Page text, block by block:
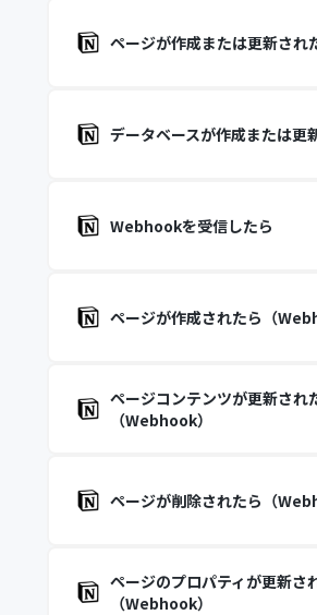
ページが作成または更新され
データベースが作成または更
Webhookを受信したら
ページが作成されたら（
ページコンテンツが更新され
（Webhook）
ページが削除されたら（
ページのプロパティが更新さ
（Webhook）